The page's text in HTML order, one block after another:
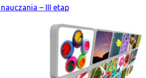
– III etap